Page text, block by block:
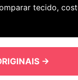
tecido,
→